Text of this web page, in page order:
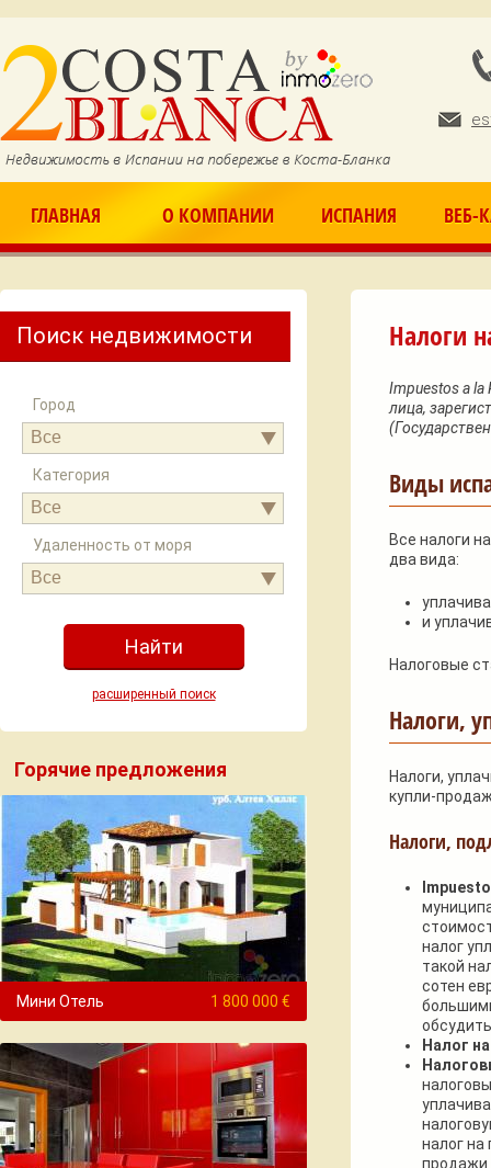
ГЛАВНАЯ О КОМПАНИИ ИСПАНИЯ ВЕБ-
Налоги
Impuestos a
лица,
Виды
Все налоги
два вида:
и
Налоговые
Налоги,
Налоги,
купли-
Налоги,
налог
такой
сотен
Налог
налог на
продажи
Поиск недвижимости
Город
Все
Категория
Все
Удаленность от моря
Все
расширенный поиск
Горячие предложения
Мини Отель 1 800 000 €